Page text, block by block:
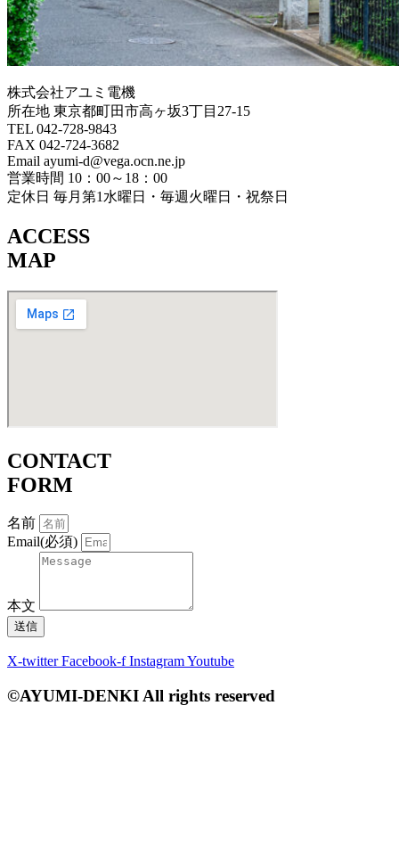
株式会社アユミ電機
所在地 東京都町田市高ヶ坂3丁目27‐15
TEL 042-728-9843
FAX 042-724-3682
Email ayumi-d@vega.ocn.ne.jp
営業時間 10：00～18：00
定休日 毎月第1水曜日・毎週火曜日・祝祭日
ACCESS
MAP
CONTACT
FORM
名前
Email(必須)
本文
送信
X-twitter Facebook-f InstagramYoutube
©AYUMI-DENKI All rights reserved